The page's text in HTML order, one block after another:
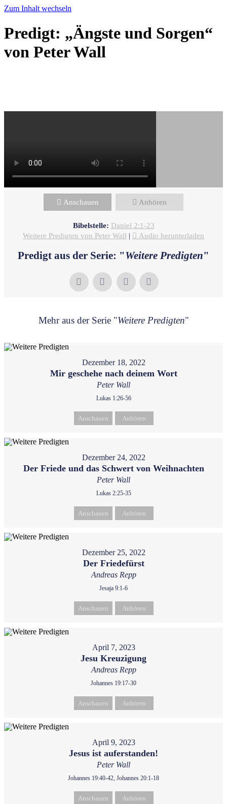
Zum Inhalt wechseln
Predigt: „Ängste und Sorgen“
von Peter Wall
Anschauen Anhören
Bibelstelle: Daniel 2:1-23
Weitere Predigten von Peter Wall | Audio herunterladen
Predigt aus der Serie: "Weitere Predigten"
Mehr aus der Serie "Weitere Predigten"
Dezember 18, 2022
Mir geschehe nach deinem Wort
Peter Wall
Lukas 1:26-56
Anschauen Anhören
Dezember 24, 2022
Der Friede und das Schwert von Weihnachten
Peter Wall
Lukas 2:25-35
Anschauen Anhören
Dezember 25, 2022
Der Friedefürst
Andreas Repp
Jesaja 9:1-6
Anschauen Anhören
April 7, 2023
Jesu Kreuzigung
Andreas Repp
Johannes 19:17-30
Anschauen Anhören
April 9, 2023
Jesus ist auferstanden!
Peter Wall
Johannes 19:40-42, Johannes 20:1-18
Anschauen Anhören